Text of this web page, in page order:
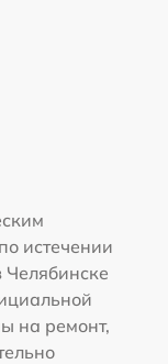
истечении
на ремонт,